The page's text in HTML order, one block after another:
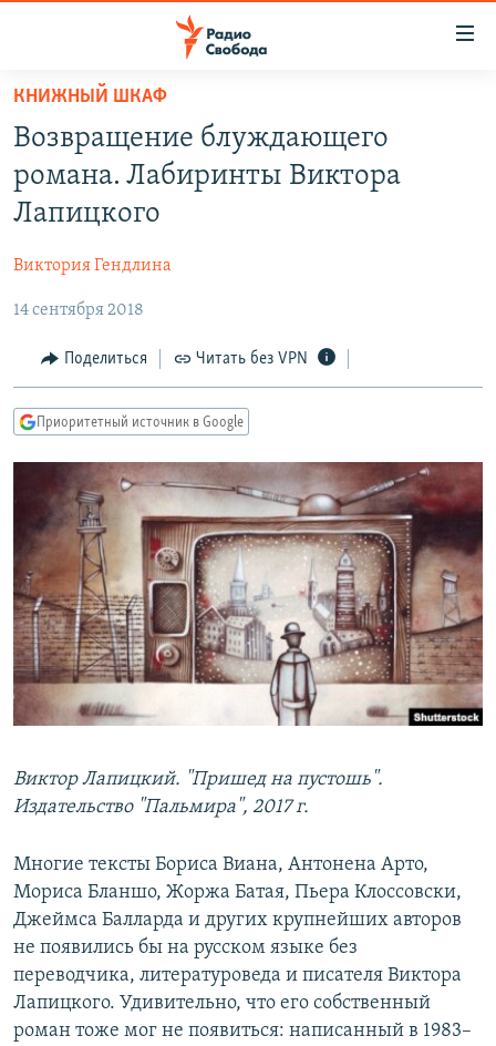
упрощенного
доступа
основному
Вернутся
навигации
Вернутся
поиску
ПОДКАСТЫ
АВТОРСКИЕ ПРОЕКТЫ
МНЕНИЯ
КУЛЬТУРА
IDEL.РЕАЛИИ
СЕВЕР.РЕАЛИИ
СИБИРЬ.РЕАЛИИ
РАСПИСАНИЕ ВЕЩАНИЯ
ПОДПИШИТЕСЬ НА РАССЫЛКУ
СОЦИАЛЬНЫЕ СЕТИ
Все сайты РСЕ/РС
КНИЖНЫЙ ШКАФ
Возвращение блуждающего
романа. Лабиринты Виктора
Лапицкого
Виктория Гендлина
14 сентября 2018
Поделиться Читать без VPN
Приоритетный источник в Google
Виктор Лапицкий. "Пришед на пустошь".
Издательство "Пальмира", 2017 г.
Многие тексты Бориса Виана, Антонена Арто,
Мориса Бланшо, Жоржа Батая, Пьера Клоссовски,
Джеймса Балларда и других крупнейших авторов
не появились бы на русском языке без
переводчика, литературоведа и писателя Виктора
Лапицкого. Удивительно, что его собственный
роман тоже мог не появиться: написанный в 1983–